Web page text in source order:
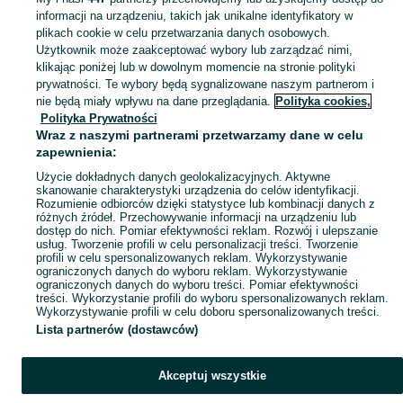
KATEGORIA
Skorzystaj z największego serwisu ogłoszeniowego - Porszewice i okolice! Kupuj to, czego pragniesz i sprzedawaj to, czego już nie potrzebujesz! Zobacz
Mapa kategorii
Mapa miejscowości
Mapa ministron
Popularne wyszukiwania
informacji na urządzeniu, takich jak unikalne identyfikatory w
plikach cookie w celu przetwarzania danych osobowych.
Użytkownik może zaakceptować wybory lub zarządzać nimi,
klikając poniżej lub w dowolnym momencie na stronie polityki
prywatności. Te wybory będą sygnalizowane naszym partnerom i
nie będą miały wpływu na dane przeglądania. Polityka cookies,
Polityka Prywatności
Wraz z naszymi partnerami przetwarzamy dane w celu
zapewnienia:
Użycie dokładnych danych geolokalizacyjnych. Aktywne
skanowanie charakterystyki urządzenia do celów identyfikacji.
Rozumienie odbiorców dzięki statystyce lub kombinacji danych z
różnych źródeł. Przechowywanie informacji na urządzeniu lub
dostęp do nich. Pomiar efektywności reklam. Rozwój i ulepszanie
usług. Tworzenie profili w celu personalizacji treści. Tworzenie
profili w celu spersonalizowanych reklam. Wykorzystywanie
ograniczonych danych do wyboru reklam. Wykorzystywanie
ograniczonych danych do wyboru treści. Pomiar efektywności
treści. Wykorzystanie profili do wyboru spersonalizowanych reklam.
Wykorzystywanie profili w celu doboru spersonalizowanych treści.
Lista partnerów (dostawców)
Akceptuj wszystkie